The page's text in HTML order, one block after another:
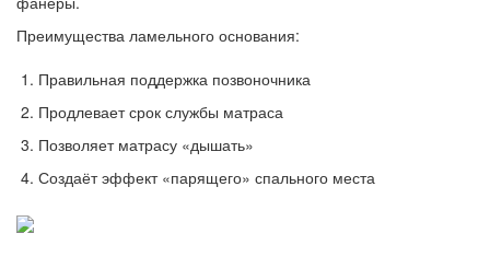
Преимущества ламельного основания:
Правильная поддержка позвоночника
Продлевает срок службы матраса
Позволяет матрасу «дышать»
Создаёт эффект «парящего» спального места